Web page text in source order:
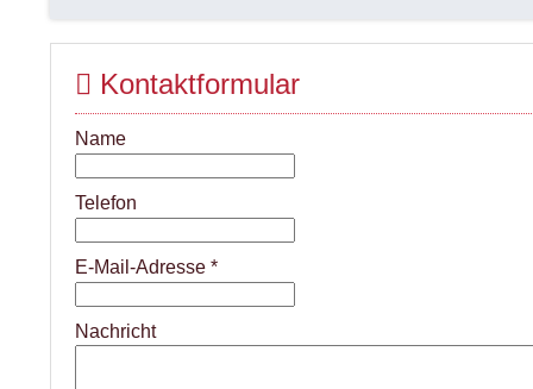
Kontaktformular
Name
Telefon
E-Mail-Adresse *
Nachricht